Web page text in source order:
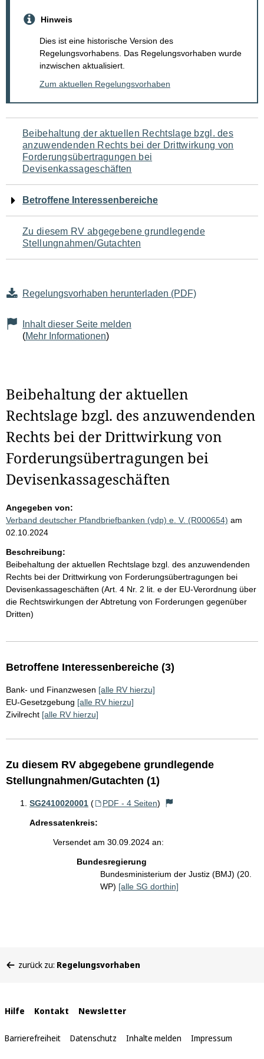
Hinweis
Dies ist eine historische Version des
Regelungsvorhabens. Das Regelungsvorhaben wurde
inzwischen aktualisiert.
Zum aktuellen Regelungsvorhaben
Navigation
für
den
Seiteninhalt
Beibehaltung der aktuellen Rechtslage bzgl. des
anzuwendenden Rechts bei der Drittwirkung von
Forderungsübertragungen bei
Devisenkassageschäften
Betroffene Interessenbereiche
Zu diesem RV abgegebene grundlegende
Stellungnahmen/Gutachten
Regelungsvorhaben herunterladen (PDF)
Inhalt dieser Seite melden
(Mehr Informationen)
Beibehaltung der aktuellen
Rechtslage bzgl. des anzuwendenden
Rechts bei der Drittwirkung von
Forderungsübertragungen bei
Devisenkassageschäften
Angegeben von:
Verband deutscher Pfandbriefbanken (vdp) e. V. (R000654) am
02.10.2024
Beschreibung:
Beibehaltung der aktuellen Rechtslage bzgl. des anzuwendenden
Rechts bei der Drittwirkung von Forderungsübertragungen bei
Devisenkassageschäften (Art. 4 Nr. 2 lit. e der EU-Verordnung über
die Rechtswirkungen der Abtretung von Forderungen gegenüber
Dritten)
Betroffene Interessenbereiche (3)
Bank- und Finanzwesen [alle RV hierzu]
EU-Gesetzgebung [alle RV hierzu]
Zivilrecht [alle RV hierzu]
Zu diesem RV abgegebene grundlegende
Stellungnahmen/Gutachten (1)
SG2410020001 ( PDF - 4 Seiten)
Adressatenkreis:
Versendet am 30.09.2024 an:
Bundesregierung
Bundesministerium der Justiz (BMJ) (20.
WP) [alle SG dorthin]
befinden
zurück zu: Regelungsvorhaben
Interne
Links
Hilfe Kontakt Newsletter
Barrierefreiheit Datenschutz Inhalte melden Impressum